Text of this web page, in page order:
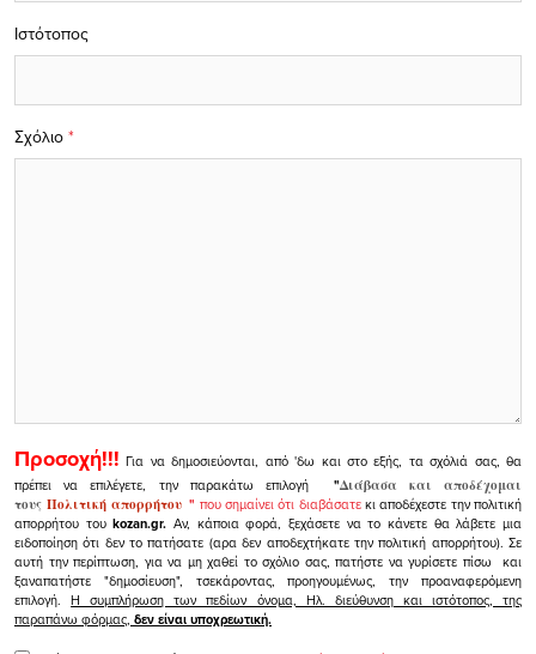
Σχόλιο *
Ιστότοπος
Προσοχή!!! Για να δημοσιεύονται, από 'δω και στο εξής, τα σχόλιά σας, θα
πρέπει να επιλέγετε, την παρακάτω επιλογή
"Διάβασα και αποδέχομαι
τουςΠολιτική απορρήτου" που σημαίνει ότι διαβάσατεκι αποδέχεστε την πολιτική
απορρήτου τουkozan.gr. Αν, κάποια φορά, ξεχάσετε να το κάνετε θα λάβετε μια
ειδοποίηση ότι δεν το πατήσατε (αρα δεν αποδεχτήκατε την πολιτική απορρήτου). Σε
αυτή την περίπτωση, για να μη χαθεί το σχόλιο σας, πατήστε να γυρίσετε πίσω και
ξαναπατήστε "δημοσίευση", τσεκάροντας, προηγουμένως, την προαναφερόμενη
επιλογή.Η συμπλήρωση των πεδίων όνομα, Ηλ. διεύθυνση και ιστότοπος, της
παραπάνω φόρμας, δεν είναι υποχρεωτική.